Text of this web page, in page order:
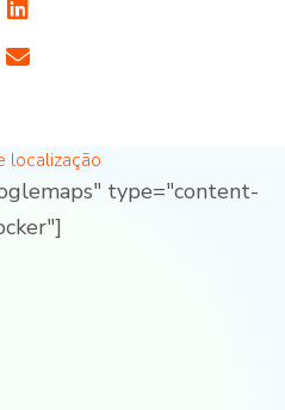
localização
type="content-